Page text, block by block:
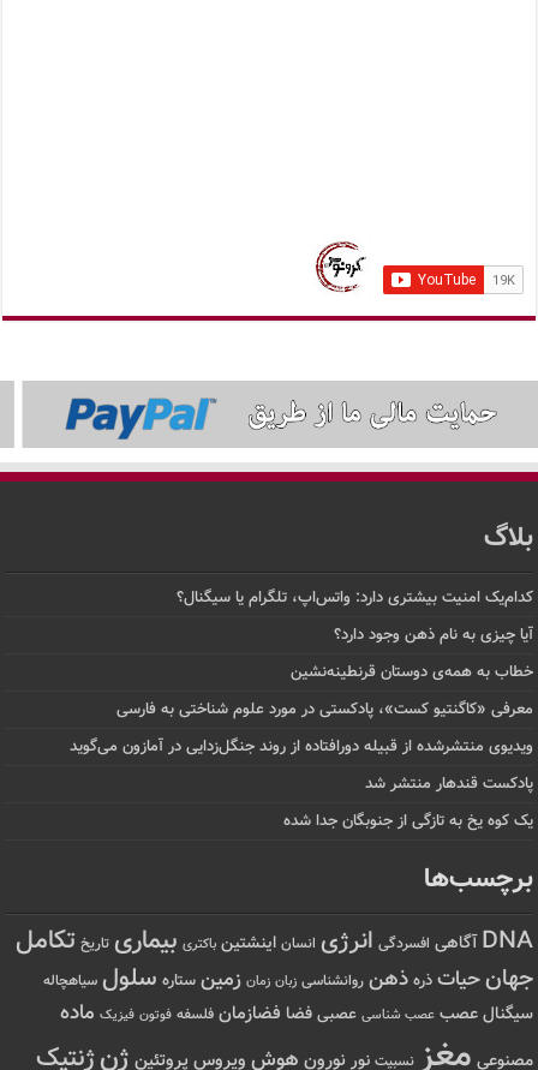
بلاگ
کدام‌یک امنیت بیشتری دارد: واتس‌اپ، تلگرام یا سیگنال؟
آیا چیزی به نام ذهن وجود دارد؟
خطاب به همه‌ی دوستان قرنطینه‌نشین
معرفی «کاگنتیو کست»، پادکستی در مورد علوم شناختی به فارسی
ویدیوی منتشرشده از قبیله دورافتاده‌ از روند جنگل‌زدایی در آمازون می‌گوید
پادکست قندهار منتشر شد
یک کوه یخ به تازگی از جنوبگان جدا شده
برچسب‌ها
DNA آگاهی افسردگی انرژی انسان اینشتین باکتری بیماری تاریخ تکامل
جهانحیات ذره ذهن روانشناسی زبان زمان زمین ستاره سلول سیاهچاله
سیگنال عصب عصب شناسی عصبی فضا فضازمان فلسفه فوتون فیزیک ماده
مصنوعی مغز نسبیت نور نورون هوش ویروس پروتئین ژنژنتیک